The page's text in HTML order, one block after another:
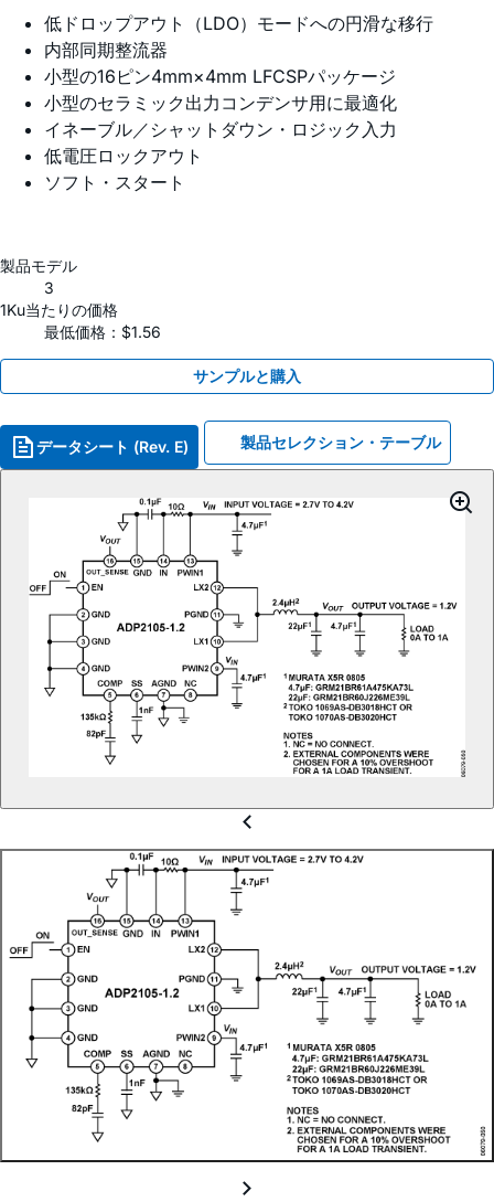
低ドロップアウト（LDO）モードへの円滑な移行
内部同期整流器
小型の16ピン4mm×4mm LFCSPパッケージ
小型のセラミック出力コンデンサ用に最適化
イネーブル／シャットダウン・ロジック入力
低電圧ロックアウト
ソフト・スタート
製品モデル
3
1Ku当たりの価格
最低価格：$1.56
サンプルと購入
データシート (Rev. E) 製品セレクション・テーブル